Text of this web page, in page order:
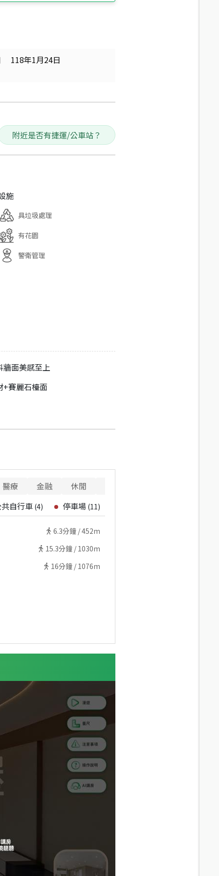
118年1月24日
附近是否有捷運/公車站？
施
具垃圾處理
有花園
警衛管理
牆面美感至上
+賽麗石檯面
醫療 金融 休閒
自行車 (4) 停車場 (11)
6.3分鐘 /452m
15.3分鐘 / 1030m
16分鐘 / 1076m